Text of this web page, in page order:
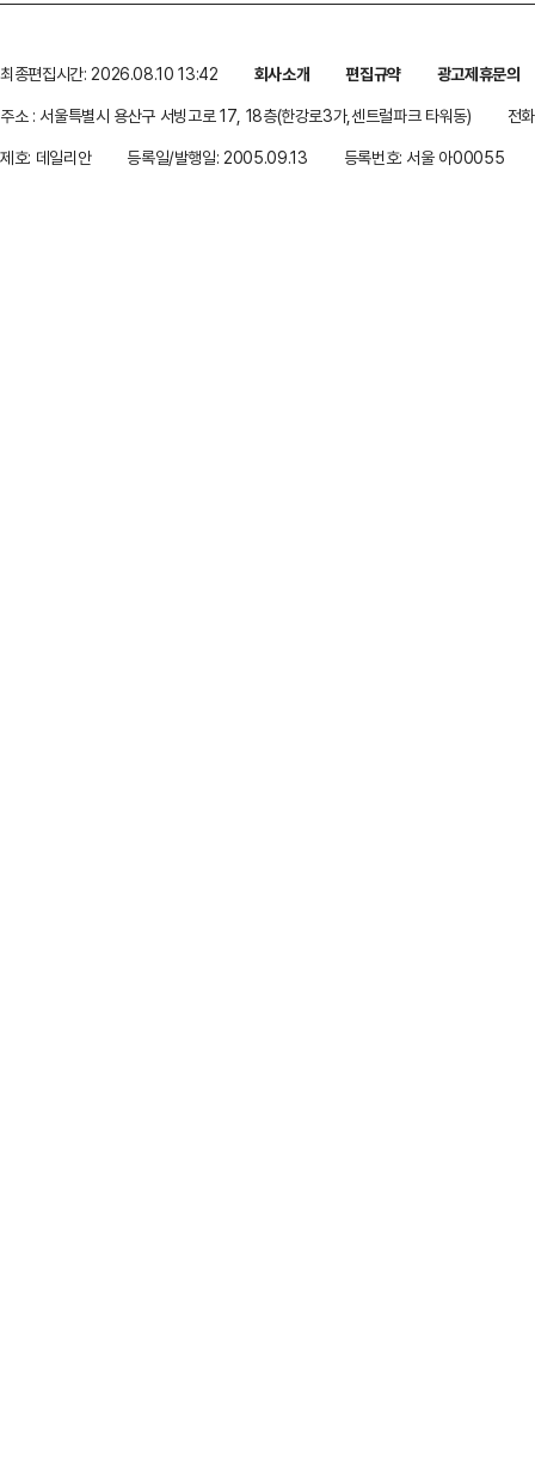
최종편집시간: 2026.08.10 13:42 회사소개 편집규약
광고제휴문의
주소 : 서울특별시 용산구 서빙고로 17, 18층(한강로3가,센트럴파크 타워동)
전
제호: 데일리안
등록일/발행일: 2005.09.13 등록번호: 서울 아00055